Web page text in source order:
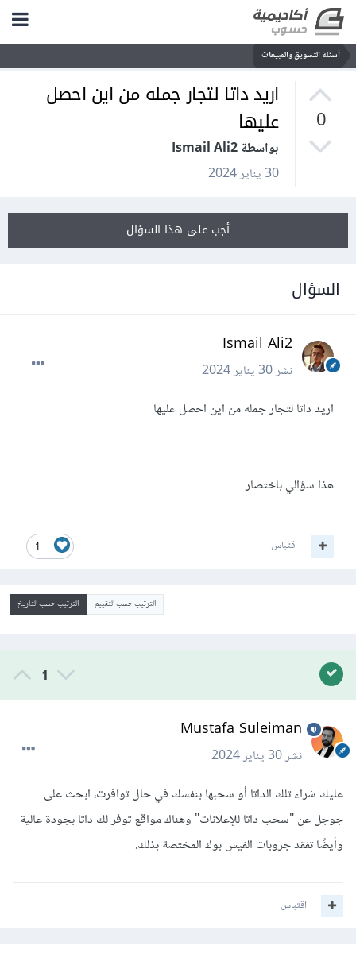
أسئلة التسويق والمبيعات
0
اريد داتا لتجار جمله من اين احصل
عليها
بواسطة Ismail Ali2
30 يناير 2024
أجب على هذا السؤال
السؤال
Ismail Ali2
نشر30 يناير 2024
اريد داتا لتجار جمله من اين احصل عليها
هذا سؤالي باختصار
1 اقتباس
الترتيب حسب التقييم الترتيب حسب التاريخ
1
Mustafa Suleiman
نشر30 يناير 2024
عليك شراء تلك الداتا أو سحبها بنفسك في حال توافرت، ابحث على
جوجل عن "سحب داتا للإعلانات" وهناك مواقع توفر لك داتا بجودة عالية
وأيضًا تفقد جروبات الفيس بوك المختصة بذلك.
اقتباس